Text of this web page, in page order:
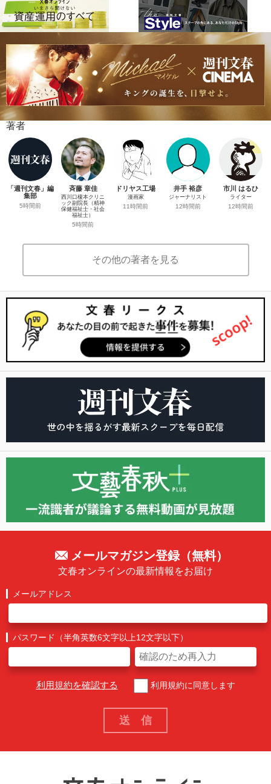
著者
「週刊文春」編
集部
5時間前
斉藤 章佳
西川口榎本クリニ
ック副院長（精神
保健福祉士・社会
福祉士）
5時間前
ドリヤス工場
漫画家
11時間前
井手 裕彦
ジャーナリスト
12時間前
市川 はるひ
ライター
12時間前
その他の著者を見る
メールマガジン登録（無料）
文春オンラインの最新情報をお届け
メールアドレス
パスワード（半角英数6文字以上12文字以下）
利用規約を確認する 利用規約に同意します